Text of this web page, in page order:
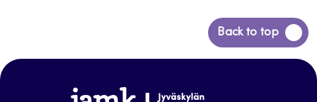
Back to top
Siirry
takaisin
www.jamk.fi